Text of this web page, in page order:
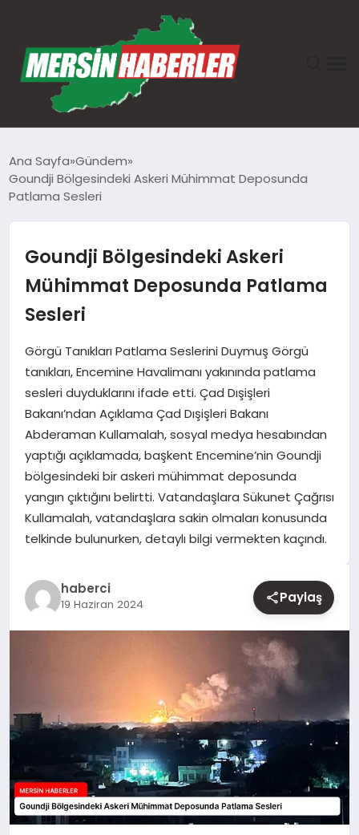
GÜNDEM
TEKNOLOJI
SPOR
YAŞAM
EĞITIM
Ana Sayfa Gündem
Goundji Bölgesindeki Askeri Mühimmat Deposunda
Patlama Sesleri
Goundji Bölgesindeki Askeri
Mühimmat Deposunda Patlama
Sesleri
Görgü Tanıkları Patlama Seslerini Duymuş Görgü
tanıkları, Encemine Havalimanı yakınında patlama
sesleri duyduklarını ifade etti. Çad Dışişleri
Bakanı’ndan Açıklama Çad Dışişleri Bakanı
Abderaman Kullamalah, sosyal medya hesabından
yaptığı açıklamada, başkent Encemine’nin Goundji
bölgesindeki bir askeri mühimmat deposunda
yangın çıktığını belirtti. Vatandaşlara Sükunet Çağrısı
Kullamalah, vatandaşlara sakin olmaları konusunda
telkinde bulunurken, detaylı bilgi vermekten kaçındı.
haberci
19 Haziran 2024 Paylaş